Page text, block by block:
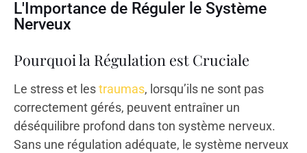
L'Importance de Réguler le Système
Nerveux
Pourquoi la Régulation est Cruciale
Le stress et lestraumas, lorsqu’ils ne sont pas
correctement gérés, peuvent entraîner un
déséquilibre profond dans ton système nerveux.
Sans une régulation adéquate, le système nerveux